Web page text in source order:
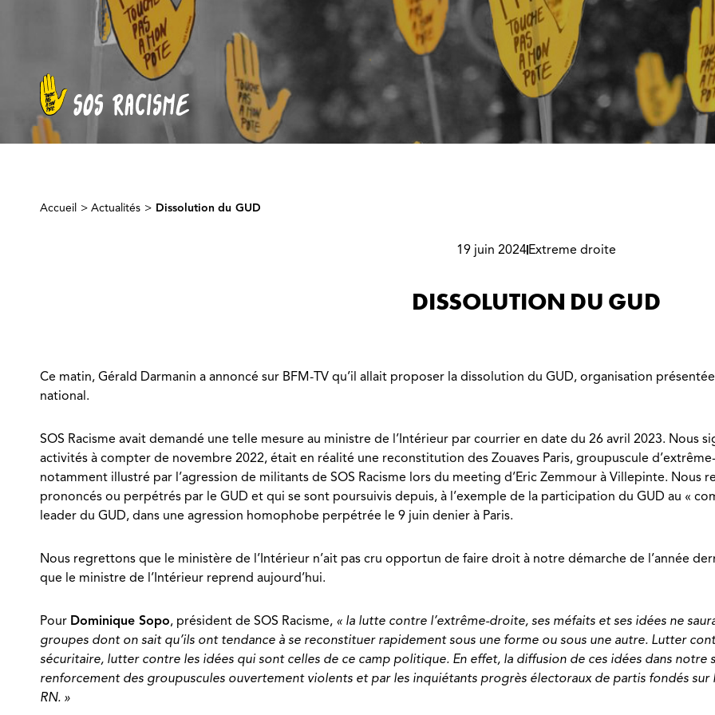
Accueil >Actualités > Dissolution du GUD
19 juin 2024Extreme droite
DISSOLUTION DU GUD
Ce matin, Gérald Darmanin a annoncé sur BFM-TV qu’il allait proposer la dissolution du GUD, organisation
national.
SOS Racisme avait demandé une telle mesure au ministre de l’Intérieur par courrier en date du 26 avril 2023. Nous
activités à compter de novembre 2022, était en réalité une reconstitution des Zouaves Paris, groupuscule
notamment illustré par l’agression de militants de SOS Racisme lors du meeting d’Eric Zemmour à Villepinte.
prononcés ou perpétrés par le GUD et qui se sont poursuivis depuis, à l’exemple de la participation du GUD au «
leader du GUD, dans une agression homophobe perpétrée le 9 juin denier à Paris.
Nous regrettons que le ministère de l’Intérieur n’ait pas cru opportun de faire droit à notre démarche de l’année
que le ministre de l’Intérieur reprend aujourd’hui.
Pour Dominique Sopo, président de SOS Racisme, « la lutte contre l’extrême-droite, ses méfaits et ses idées ne
groupes dont on sait qu’ils ont tendance à se reconstituer rapidement sous une forme ou sous une autre. Lutter
sécuritaire, lutter contre les idées qui sont celles de ce camp politique. En effet, la diffusion de ces idées dans
renforcement des groupuscules ouvertement violents et par les inquiétants progrès électoraux de partis fondés sur
RN. »